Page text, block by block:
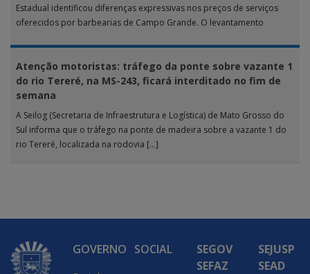
Estadual identificou diferenças expressivas nos preços de serviços
oferecidos por barbearias de Campo Grande. O levantamento
Atenção motoristas: tráfego da ponte sobre vazante 1
do rio Tereré, na MS-243, ficará interditado no fim de
semana
A Seilog (Secretaria de Infraestrutura e Logística) de Mato Grosso do
Sul informa que o tráfego na ponte de madeira sobre a vazante 1 do
rio Tereré, localizada na rodovia […]
GOVERNO SOCIAL
SEGOV
SEFAZ
SEJUSP
SEAD